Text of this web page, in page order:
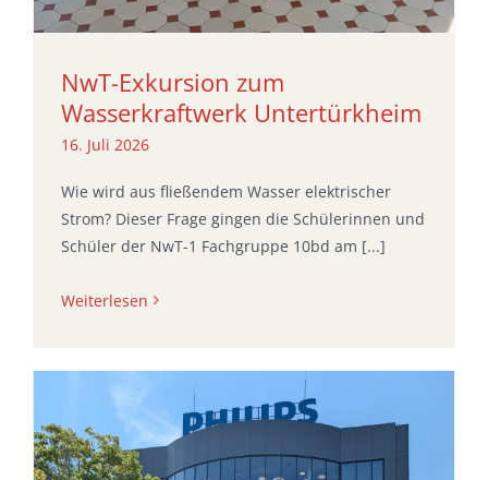
NwT-Exkursion zum
Wasserkraftwerk Untertürkheim
16. Juli 2026
Wie wird aus fließendem Wasser elektrischer
Strom? Dieser Frage gingen die Schülerinnen und
Schüler der NwT-1 Fachgruppe 10bd am [...]
Weiterlesen